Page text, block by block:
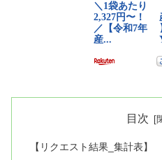
目次
【リクエスト結果_集計表】